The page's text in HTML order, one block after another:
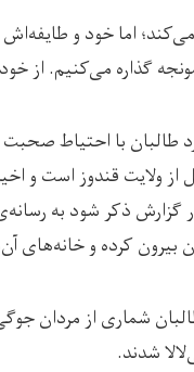
اما خود و طایفه‌اش
با احتیاط
ولایت قندوز است و
ذکر شود به
بیرون کرده و خانه‌های
مرد 60 ساله، طالبان
شدند.